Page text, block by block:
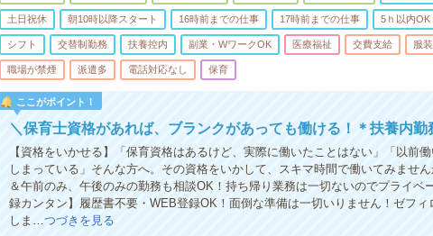
土日祝休 朝10時以降スタート 16時前までの仕事 17時前までの仕事 5ｈ以内OK
シフト 交替制勤務 扶養控内 副業・WワークOK 医療福祉 交費支給 服
職場が禁煙 派遣多 電話対応なし 保育
ここがポイント！
＼保育士資格があれば、ブランクがあっても働ける！＊扶養内勤
【資格をいかせる】「保育資格はあるけど、実際に働いたことはない」「以前
しまっている」そんな方へ。その資格をいかして、スキマ時間で働いてみませ
＆午前のみ、午後のみの勤務も相談OK！持ち帰り業務は一切ないのでプライベ
録カンタン】履歴書不要・WEB登録OK！面倒な準備は一切いりません！ゼフ
しま…つづきを見る